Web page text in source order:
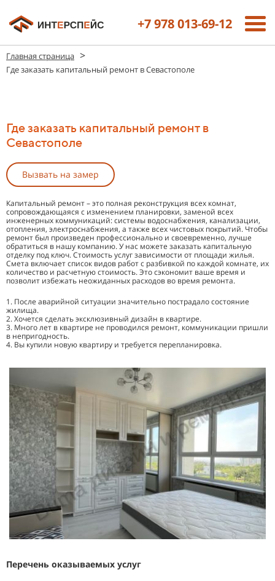
+7 978 013-69-12
Главная страница >
Где заказать капитальный ремонт в Севастополе
Где заказать капитальный ремонт в
Севастополе
Вызвать на замер
Капитальный ремонт – это полная реконструкция всех комнат,
сопровождающаяся с изменением планировки, заменой всех
инженерных коммуникаций: системы водоснабжения, канализации,
отопления, электроснабжения, а также всех чистовых покрытий. Чтобы
ремонт был произведен профессионально и своевременно, лучше
обратиться в нашу компанию. У нас можете заказать капитальную
отделку под ключ. Стоимость услуг зависимости от площади жилья.
Смета включает список видов работ с разбивкой по каждой комнате, их
количество и расчетную стоимость. Это сэкономит ваше время и
позволит избежать неожиданных расходов во время ремонта.
1. После аварийной ситуации значительно пострадало состояние
жилища.
2. Хочется сделать эксклюзивный дизайн в квартире.
3. Много лет в квартире не проводился ремонт, коммуникации пришли
в непригодность.
4. Вы купили новую квартиру и требуется перепланировка.
Перечень оказываемых услуг